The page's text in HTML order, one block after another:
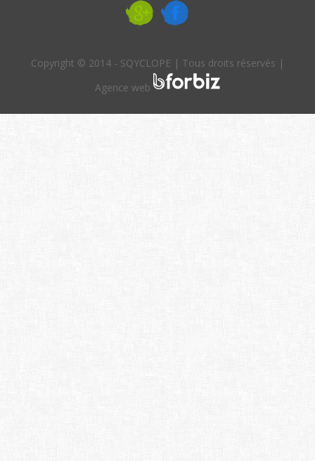
Copyright © 2014 - SQYCLOPE | Tous droits réservés |
Agence web